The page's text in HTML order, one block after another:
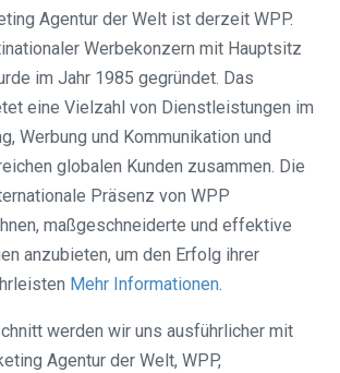
Agentur der Welt ist derzeit WPP.
Werbekonzern mit Hauptsitz
im Jahr 1985 gegründet. Das
eine Vielzahl von Dienstleistungen im
Werbung und Kommunikation und
globalen Kunden zusammen. Die
Präsenz von WPP
maßgeschneiderte und effektive
anzubieten, um den Erfolg ihrer
Mehr Informationen.
werden wir uns ausführlicher mit
Agentur der Welt, WPP,